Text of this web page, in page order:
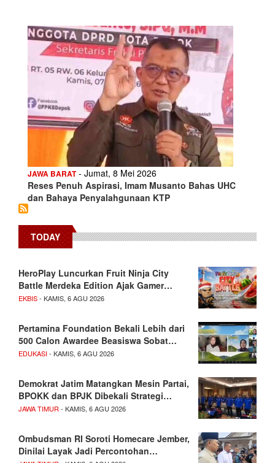
JAWA BARAT- Jumat, 8 Mei 2026
Reses Penuh Aspirasi, Imam Musanto Bahas UHC
dan Bahaya Penyalahgunaan KTP
TODAY
HeroPlay Luncurkan Fruit Ninja City
Battle Merdeka Edition Ajak Gamer…
EKBIS- KAMIS, 6 AGU 2026
Pertamina Foundation Bekali Lebih dari
500 Calon Awardee Beasiswa Sobat…
EDUKASI- KAMIS, 6 AGU 2026
Demokrat Jatim Matangkan Mesin Partai,
BPOKK dan BPJK Dibekali Strategi…
JAWA TIMUR - KAMIS, 6 AGU 2026
Ombudsman RI Soroti Homecare Jember,
Dinilai Layak Jadi Percontohan…